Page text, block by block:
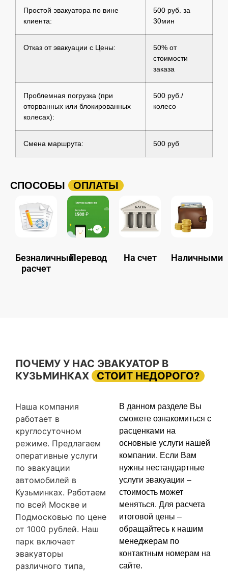
Простой эвакуатора по вине
клиента:
500 руб. за
30мин
Отказ от эвакуации с Цены:
50% от
стоимости
заказа
Проблемная погрузка (при
оторванных или блокированных
колесах):
500 руб./
колесо
Смена маршрута: 500 руб
СПОСОБЫ ОПЛАТЫ
Безналичный
расчет
Перевод На счет Наличными
ПОЧЕМУ У НАС ЭВАКУАТОР В
КУЗЬМИНКАХ
СТОИТ НЕДОРОГО?
Наша компания
работает в
круглосуточном
режиме. Предлагаем
оперативные услуги
по эвакуации
автомобилей в
Кузьминках. Работаем
по всей Москве и
Подмосковью по цене
от 1000 рублей. Наш
парк включает
эвакуаторы
различного типа,
В данном разделе Вы
сможете ознакомиться с
расценками на
основные услуги нашей
компании. Если Вам
нужны нестандартные
услуги эвакуации –
стоимость может
меняться. Для расчета
итоговой цены –
обращайтесь к нашим
менеджерам по
контактным номерам на
сайте.